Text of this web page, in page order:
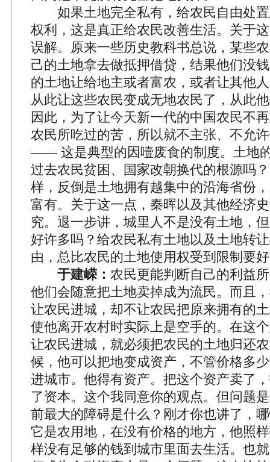
如果土地完全私有，给农民自由处置
权利，这是真正给农民改善生活。关于
误解。原来一些历史教科书总说，某些
己的土地拿去做抵押借贷，结果他们没
的土地让给地主或者富农，或者让其他
从此让这些农民变成无地农民了，从此
因此，为了让今天新一代的中国农民不
农民所吃过的苦，所以就不主张、不允
—— 这是典型的因噎废食的制度。土地
过去农民贫困、国家改朝换代的根源吗
样，反倒是土地拥有越集中的沿海省份
富有。关于这一点，秦晖以及其他经济
究。退一步讲，城里人不是没有土地，
好许多吗？给农民私有土地以及土地转
由，总比农民的土地使用权受到限制要
于建嵘： 农民更能判断自己的利益
他们会随意把土地卖掉成为流民。而且
让农民进城，却不让农民把原来拥有的
使他离开农村时实际上是空手的。在这
让农民进城，就必须把农民的土地归还
候，他可以把地变成资产，不管价格多
进城市。他得有资产。把这个资产卖了
了资本。这个我同意你的观点。但问题
前最大的障碍是什么？刚才你也讲了，
它是农用地，在没有价格的地方，他照
样没有足够的钱到城市里面去生活。也